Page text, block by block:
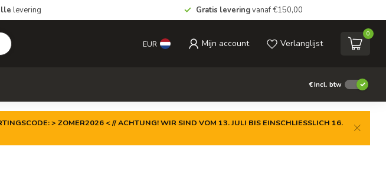
levering Gratis leveringvanaf €150,00
EUR Mijn account Verlanglijst
0
€Incl. btw
> ZOMER2026 < // ACHTUNG! WIR SIND VOM 13. JULI BIS EINSCHLIESSLICH 16.